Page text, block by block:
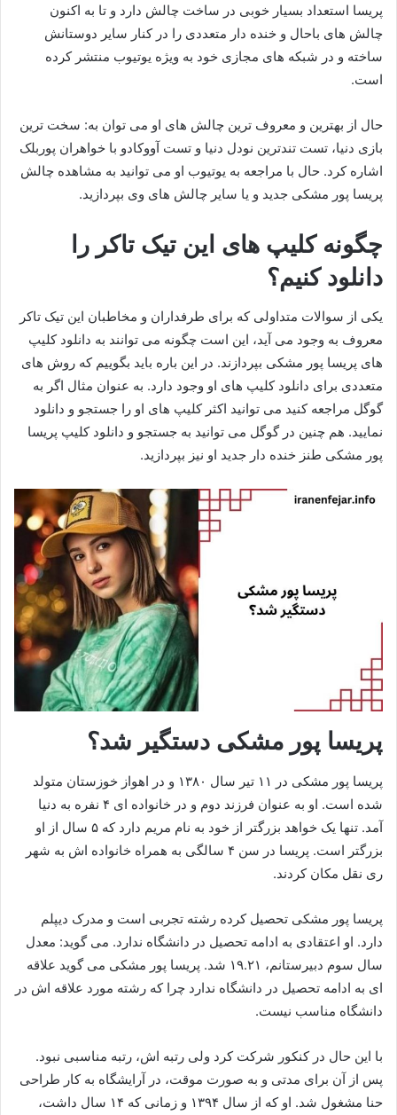
پریسا استعداد بسیار خوبی در ساخت چالش دارد و تا به اکنون
چالش های باحال و خنده دار متعددی را در کنار سایر دوستانش
ساخته و در شبکه‌ های مجازی خود به ویژه یوتیوب منتشر کرده
است.
حال از بهترین و معروف ترین چالش های او می توان به: سخت ترین
بازی دنیا، تست تندترین نودل دنیا و تست آووکادو با خواهران پوربلک
اشاره کرد. حال با مراجعه به یوتیوب او می توانید به مشاهده چالش
پریسا پور مشکی جدید و یا سایر چالش های وی بپردازید.
چگونه کلیپ های این تیک تاکر را
دانلود کنیم؟
یکی از سوالات متداولی که برای طرفداران و مخاطبان این تیک تاکر
معروف به وجود می‌ آید، این است چگونه می توانند به دانلود کلیپ
های پریسا پور مشکی بپردازند. در این باره باید بگوییم که روش‌ های
متعددی برای دانلود کلیپ های او وجود دارد. به عنوان مثال اگر به
گوگل مراجعه کنید می توانید اکثر کلیپ های او را جستجو و دانلود
نمایید. هم چنین در گوگل می توانید به جستجو و دانلود کلیپ پریسا
پور مشکی طنز خنده دار جدید او نیز بپردازید.
پریسا پور مشکی دستگیر شد؟
پریسا پور مشکی در ۱۱ تیر سال ۱۳۸۰ و در اهواز خوزستان متولد
شده است. او به عنوان فرزند دوم و در خانواده ای ۴ نفره به دنیا
آمد. تنها یک خواهد بزرگتر از خود به نام مریم دارد که ۵ سال از او
بزرگتر است. پریسا در سن ۴ سالگی به همراه خانواده اش به شهر
ری نقل مکان کردند.
پریسا پور مشکی تحصیل کرده رشته تجربی است و مدرک دیپلم
دارد. او اعتقادی به ادامه تحصیل در دانشگاه ندارد. می گوید: معدل
سال سوم دبیرستانم، ۱۹.۲۱ شد. پریسا پور مشکی می گوید علاقه
ای به ادامه تحصیل در دانشگاه ندارد چرا که رشته مورد علاقه اش در
دانشگاه مناسب نیست.
با این حال در کنکور شرکت کرد ولی رتبه اش، رتبه مناسبی نبود.
پس از آن برای مدتی و به صورت موقت، در آرایشگاه به کار طراحی
حنا مشغول شد. او که از سال ۱۳۹۴ و زمانی که ۱۴ سال داشت،